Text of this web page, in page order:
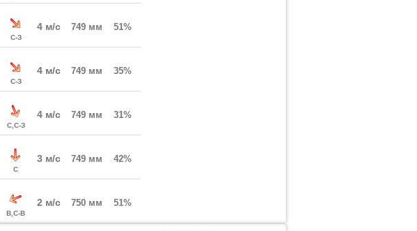
С-З
4 м/с 749 мм 51%
С-З
4 м/с 749 мм 35%
С,С-З
4 м/с 749 мм 31%
С
3 м/с 749 мм 42%
В,С-В
2 м/с 750 мм 51%